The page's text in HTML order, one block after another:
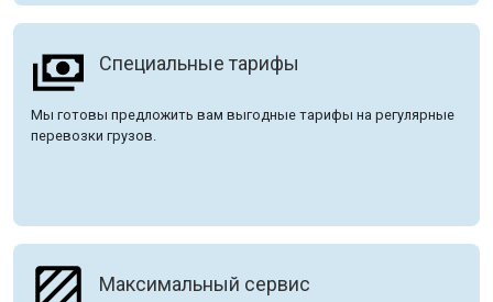
Специальные тарифы
Мы готовы предложить вам выгодные тарифы на регулярные
перевозки грузов.
Максимальный сервис